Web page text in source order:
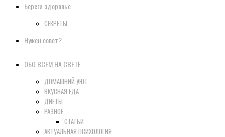
Береги здоровье
СЕКРЕТЫ
Нужен совет?
ОБО ВСЕМ НА СВЕТЕ
ДОМАШНИЙ УЮТ
ВКУСНАЯ ЕДА
ДИЕТЫ
РАЗНОЕ
СТАТЬИ
АКТУАЛЬНАЯ ПСИХОЛОГИЯ